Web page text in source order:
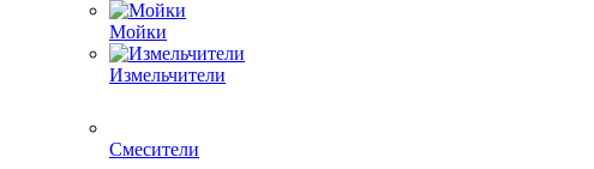
Мойки
Измельчители
Смесители